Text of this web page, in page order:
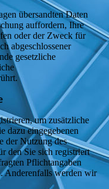
übersandten Daten
auffordern, Ihre
oder der Zweck für
abgeschlossener
gesetzliche
um zusätzliche
dazu eingegebenen
der Nutzung des
den Sie sich registriert
Pflichtangaben
Anderenfalls werden wir